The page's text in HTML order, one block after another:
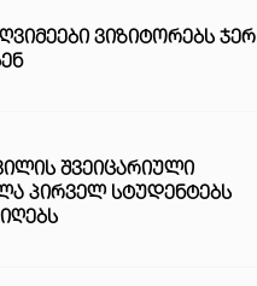
ᲕᲘᲖᲘᲢᲝᲠᲔᲑᲡ ᲯᲔᲠ
ᲨᲕᲔᲘᲪᲐᲠᲘᲣᲚᲘ
ᲞᲘᲠᲕᲔᲚ ᲡᲢᲣᲓᲔᲜᲢᲔᲑᲡ